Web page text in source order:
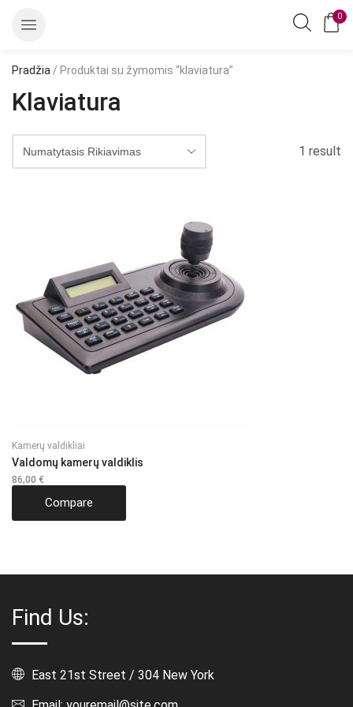
0
Pradžia / Produktai su žymomis “klaviatura”
Klaviatura
1 result
Kamerų valdikliai
Valdomų kamerų valdiklis
86,00 €
Compare
Find Us:
East 21st Street / 304 New York